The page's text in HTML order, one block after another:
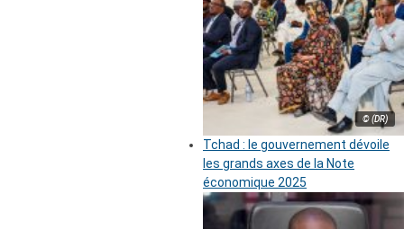
© (DR)
Tchad : le gouvernement dévoile
les grands axes de la Note
économique 2025